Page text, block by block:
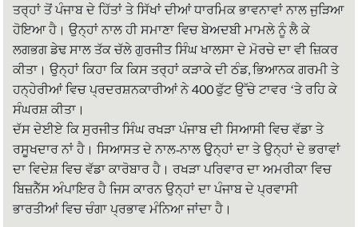
ਤਰ੍ਹਾਂ ਤੋਂ ਪੰਜਾਬ ਦੇ ਹਿੱਤਾਂ ਤੇ ਸਿੱਖਾਂ ਦੀਆਂ ਧਾਰਮਿਕ ਭਾਵਨਾਵਾਂ ਨਾਲ ਜੁੜਿਆ
ਹੋਇਆ ਹੈ। ਉਨ੍ਹਾਂ ਨਾਲ ਹੀ ਸਮਾਣਾ ਵਿਚ ਬੇਅਦਬੀ ਮਾਮਲੇ ਨੂੰ ਲੈ ਕੇ
ਲਗਭਗ ਡੇਢ ਸਾਲ ਤੱਕ ਚੱਲੇ ਗੁਰਜੀਤ ਸਿੰਘ ਖਾਲਸਾ ਦੇ ਮੋਰਚੇ ਦਾ ਵੀ ਜ਼ਿਕਰ
ਕੀਤਾ। ਉਨ੍ਹਾਂ ਕਿਹਾ ਕਿ ਕਿਸ ਤਰ੍ਹਾਂ ਕੜਾਕੇ ਦੀ ਠੰਡ, ਭਿਆਨਕ ਗਰਮੀ ਤੇ
ਹਨ੍ਹੇਰੀਆਂ ਵਿਚ ਪ੍ਰਦਰਸ਼ਨਕਾਰੀਆਂ ਨੇ400ਫੁੱਟ ਉੱਚੇ ਟਾਵਰ ‘ਤੇ ਰਹਿ ਕੇ
ਸੰਘਰਸ਼ ਕੀਤਾ।
ਦੱਸ ਦੇਈਏ ਕਿ ਸੁਰਜੀਤ ਸਿੰਘ ਰਖੜਾ ਪੰਜਾਬ ਦੀ ਸਿਆਸੀ ਵਿਚ ਵੱਡਾ ਤੇ
ਰਸੂਖਦਾਰ ਨਾਂ ਹੈ। ਸਿਆਸਤ ਦੇ ਨਾਲ-ਨਾਲ ਉੁਨ੍ਹਾਂ ਦਾ ਤੇ ਉਨ੍ਹਾਂ ਦੇ ਭਰਾਵਾਂ
ਦਾ ਵਿਦੇਸ਼ ਵਿਚ ਵੱਡਾ ਕਾਰੋਬਾਰ ਹੈ। ਰਖੜਾ ਪਰਿਵਾਰ ਦਾ ਅਮਰੀਕਾ ਵਿਚ
ਬਿਜ਼ਨੈੱਸ ਅੰਪਾਇਰ ਹੈ ਜਿਸ ਕਾਰਨ ਉਨ੍ਹਾਂ ਦਾ ਪੰਜਾਬ ਦੇ ਪ੍ਰਵਾਸੀ
ਭਾਰਤੀਆਂ ਵਿਚ ਚੰਗਾ ਪ੍ਰਭਾਵ ਮੰਨਿਆ ਜਾਂਦਾ ਹੈ।